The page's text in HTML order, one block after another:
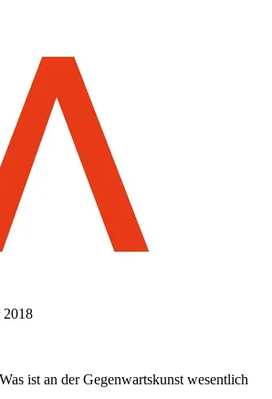
2018
ist an der Gegenwartskunst wesentlich